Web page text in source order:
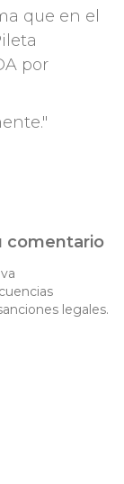
que en el
por
comentario
legales.